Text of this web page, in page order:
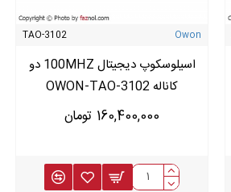
Owon
TAO-3102
اسیلوسکوپ دیجیتال 100MHZ دو
کاناله OWON-TAO-3102
160,400,000 تومان